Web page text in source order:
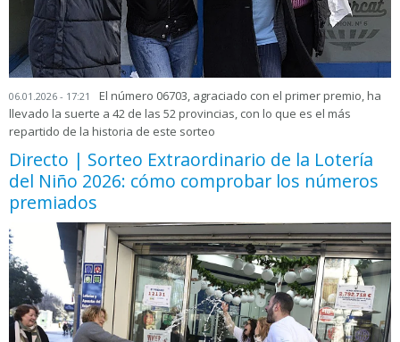
06.01.2026 - 17:21
El número 06703, agraciado con el primer premio, ha
llevado la suerte a 42 de las 52 provincias, con lo que es el más
repartido de la historia de este sorteo
Directo | Sorteo Extraordinario de la Lotería
del Niño 2026: cómo comprobar los números
premiados